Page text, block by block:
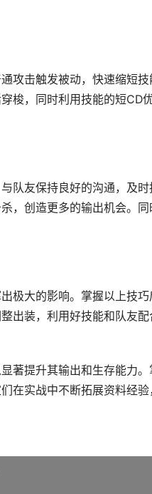
攻击触发被动，快速缩短
梭，同时利用技能的短CD
队友保持良好的沟通，及
，创造更多的输出机会。
极大的影响。掌握以上技
出装，利用好技能和队友
著提升其输出和生存能力
在实战中不断拓展资料经